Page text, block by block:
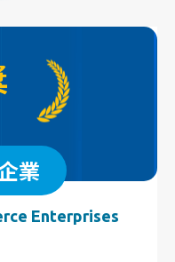
業
Enterprises